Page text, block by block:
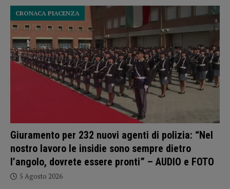
Giuramento per 232 nuovi agenti di polizia: “Nel
nostro lavoro le insidie sono sempre dietro
l’angolo, dovrete essere pronti” – AUDIO e FOTO
CRONACA PIACENZA
5 Agosto 2026